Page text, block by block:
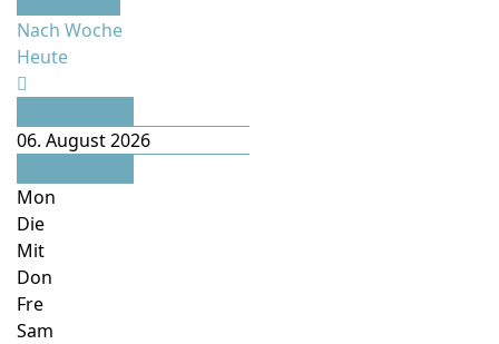
Nach Woche
Heute
06. August 2026
Mon
Die
Mit
Don
Fre
Sam